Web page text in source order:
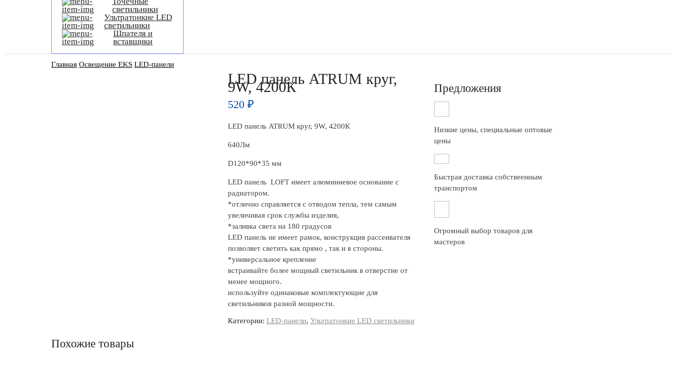
светильники
Ультратонкие LED
светильники
Шпателя и
вставщики
Главная Освещение EKS LED-панели
LED панель ATRUM круг,
9W, 4200К
520 ₽
LED панель ATRUM круг, 9W, 4200К
640Лм
D120*90*35 мм
LED панель LOFT имеет алюминиевое основание с
радиатором.
*отлично справляется с отводом тепла, тем самым
увеличивая срок службы изделия,
*заливка света на 180 градусов
LED панель не имеет рамок, конструкция рассеивателя
позволяет светить как прямо , так и в стороны.
*универсальное крепление
встраивайте более мощный светильник в отверстие от
менее мощного.
используйте одинаковые комплектующие для
светильников разной мощности.
Категории: LED-панели, Ультратонкие LED светильники
Предложения
Низкие цены, специальные оптовые
цены
Быстрая доставка собствеенным
транспортом
Огромный выбор товаров для
мастеров
Похожие товары